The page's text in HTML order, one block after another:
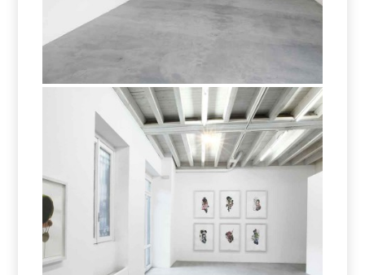
Per sedurre gli insetti